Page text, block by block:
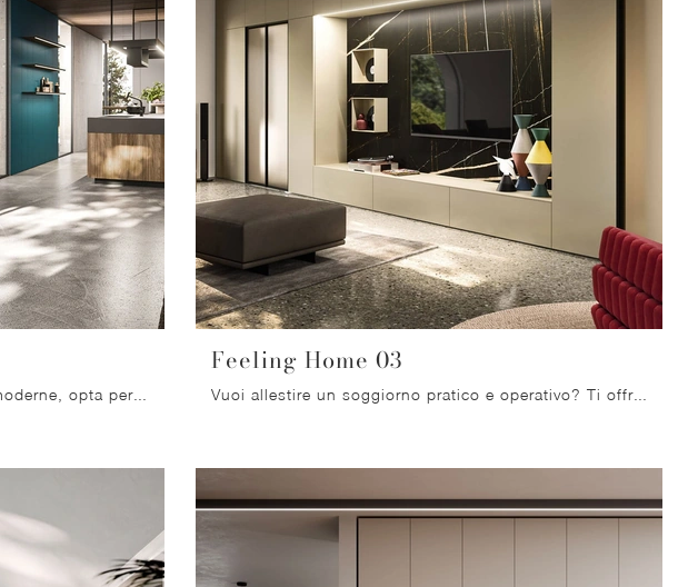
Feeling Home 03